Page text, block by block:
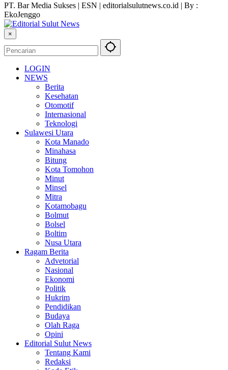
PT. Bar Media Sukses | ESN | editorialsulutnews.co.id | By :
EkoJenggo
×
LOGIN
NEWS
Berita
Kesehatan
Otomotif
Internasional
Teknologi
Sulawesi Utara
Kota Manado
Minahasa
Bitung
Kota Tomohon
Minut
Minsel
Mitra
Kotamobagu
Bolmut
Bolsel
Boltim
Nusa Utara
Ragam Berita
Advetorial
Nasional
Ekonomi
Politik
Hukrim
Pendidikan
Budaya
Olah Raga
Opini
Editorial Sulut News
Tentang Kami
Redaksi